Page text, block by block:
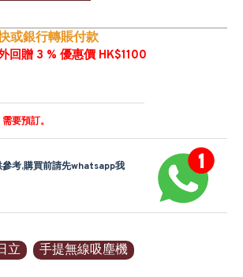
或銀行轉賬付款
回贈 3 % 優惠價 HK$1100
要預訂。
考,購買前請先whatsapp我
立 手提無線吸塵機